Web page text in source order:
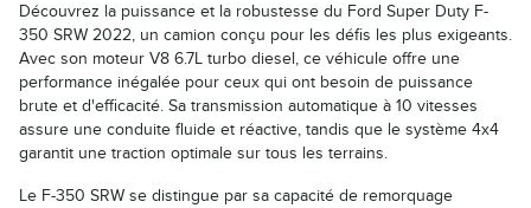
Découvrez la puissance et la robustesse du Ford Super Duty F-
350 SRW 2022, un camion conçu pour les défis les plus exigeants.
Avec son moteur V8 6.7L turbo diesel, ce véhicule offre une
performance inégalée pour ceux qui ont besoin de puissance
brute et d'efficacité. Sa transmission automatique à 10 vitesses
assure une conduite fluide et réactive, tandis que le système 4x4
garantit une traction optimale sur tous les terrains.
Le F-350 SRW se distingue par sa capacité de remorquage